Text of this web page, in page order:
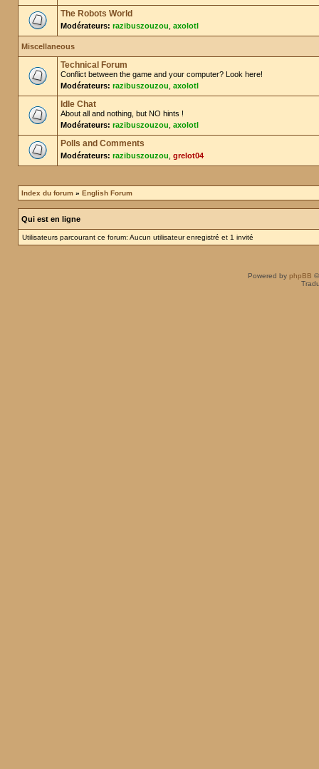
The Robots World
Modérateurs: razibuszouzou axolotl
Miscellaneous
Technical Forum
Conflict between the game and your computer? Look here!
Modérateurs: razibuszouzou axolotl
Idle Chat
About all and nothing, but NO hints !
Modérateurs: razibuszouzou axolotl
Polls and Comments
Modérateurs: razibuszouzou grelot04
Index du forum » English Forum
Qui est en ligne
Utilisateurs parcourant ce forum: Aucun utilisateur enregistré et 1 invité
Powered by phpBB